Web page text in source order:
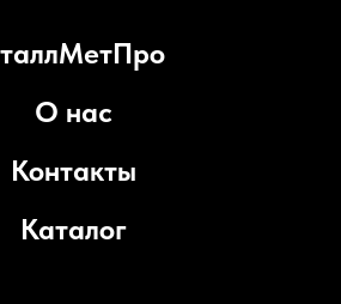
О нас
Контакты
Каталог